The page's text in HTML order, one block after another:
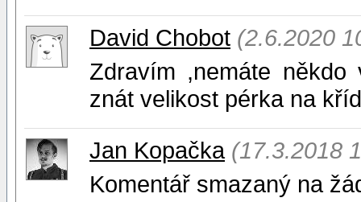
David Chobot (2.6.2020
Zdravím ,nemáte
znát velikost pérka na
Jan Kopačka (17.3.2018
Komentář smazaný na